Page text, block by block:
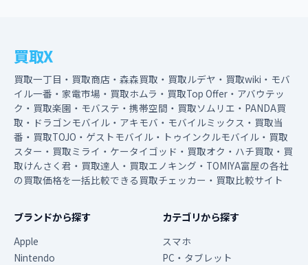
買取X
買取一丁目・買取商店・森森買取・買取ルデヤ・買取wiki・モバ
イル一番・家電市場・買取ホムラ・買取Top Offer・アバウテッ
ク・買取楽園・モバステ・携帯空間・買取ソムリエ・PANDA買
取・ドラゴンモバイル・アキモバ・モバイルミックス・買取当
番・買取TOJO・ゲストモバイル・トゥインクルモバイル・買取
スター・買取ミライ・ケータイゴッド・買取オク・ハチ買取・買
取けんさく君・買取達人・買取エノキング・TOMIYA富屋の各社
の買取価格を一括比較できる買取チェッカー・買取比較サイト
ブランドから探す
Apple
Nintendo
カテゴリから探す
スマホ
PC・タブレット